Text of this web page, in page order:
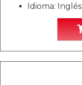
Idioma: Inglés